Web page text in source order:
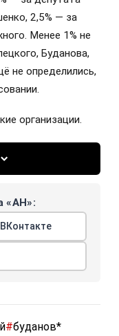
2,5% — за
Менее 1% не
Буданова,
не определились,
организации.
«АН»:
ВКонтакте
#буданов*